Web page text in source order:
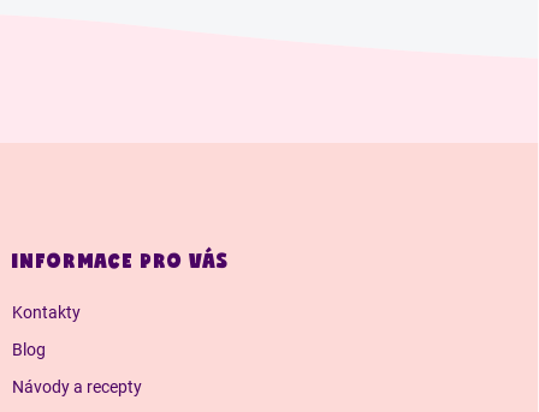
a INFORMACE PRO VÁS
Kontakty
Blog
Návody a recepty